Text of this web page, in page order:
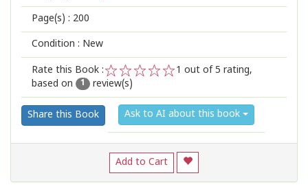
Page(s) : 200
Condition : New
Rate this Book :
2
1
1 out of 5 rating,
based on
1 review(s)
Share this Book Ask to AI about this book
Add to Cart